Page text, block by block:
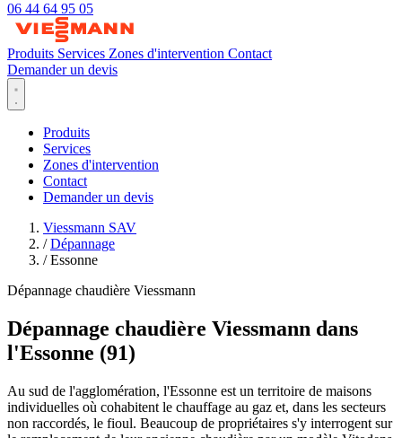
06 44 64 95 05
Produits Services Zones d'intervention Contact
Demander un devis
Produits
Services
Zones d'intervention
Contact
Demander un devis
Viessmann SAV
/ Dépannage
/ Essonne
Dépannage chaudière Viessmann
Dépannage chaudière Viessmann dans
l'Essonne (91)
Au sud de l'agglomération, l'Essonne est un territoire de maisons
individuelles où cohabitent le chauffage au gaz et, dans les secteurs
non raccordés, le fioul. Beaucoup de propriétaires s'y interrogent sur